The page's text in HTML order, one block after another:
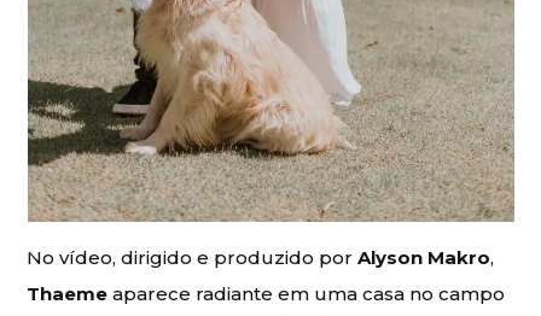
No vídeo, dirigido e produzido porAlyson Makro,
Thaeme aparece radiante em uma casa no campo